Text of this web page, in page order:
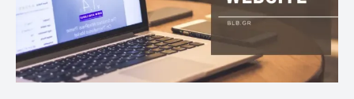
ποιες
σελίδες
χρειάζεται
ένα
επαγγελματικό